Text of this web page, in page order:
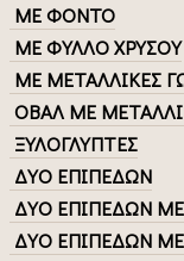
ΜΕ ΦΟΝΤΟ
ΜΕ ΦΥΛΛΟ ΧΡΥΣΟΥ
ΜΕ ΜΕΤΑΛΛΙΚΕΣ
ΟΒΑΛ ΜΕ
ΞΥΛΟΓΛΥΠΤΕΣ
ΔΥΟ ΕΠΙΠΕΔΩΝ
ΔΥΟ ΕΠΙΠΕΔΩΝ
ΔΥΟ ΕΠΙΠΕΔΩΝ